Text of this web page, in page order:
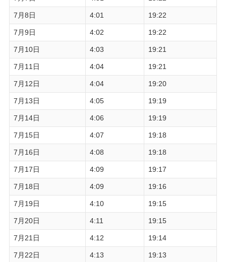
7月8日 4:01 19:22
7月9日 4:02 19:22
7月10日 4:03 19:21
7月11日 4:04 19:21
7月12日 4:04 19:20
7月13日 4:05 19:19
7月14日 4:06 19:19
7月15日 4:07 19:18
7月16日 4:08 19:18
7月17日 4:09 19:17
7月18日 4:09 19:16
7月19日 4:10 19:15
7月20日 4:11 19:15
7月21日 4:12 19:14
7月22日 4:13 19:13